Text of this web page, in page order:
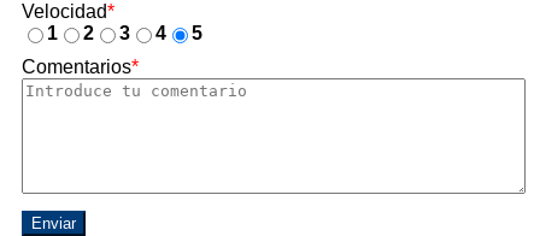
Velocidad*
1
2 3 4
5
Comentarios*
Enviar